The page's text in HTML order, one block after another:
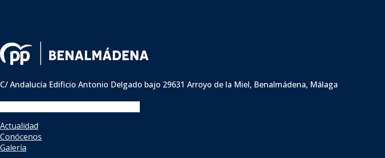
C/ Andalucía Edificio Antonio Delgado bajo 29631 Arroyo de la Miel, Benalmádena, Málaga
Actualidad
Conócenos
Galería